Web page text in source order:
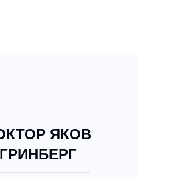
ЯКОВ
ГРИНБЕРГ